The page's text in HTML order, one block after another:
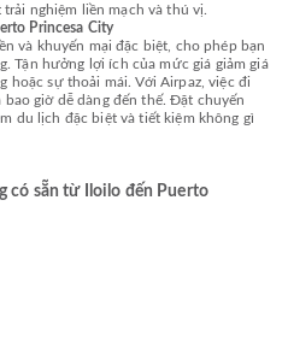
nghiệm liền mạch và thú vị.
Princesa City
và khuyến mại đặc biệt, cho phép bạn
Tận hưởng lợi ích của mức giá giảm giá
hoặc sự thoải mái. Với Airpaz, việc đi
giờ dễ dàng đến thế. Đặt chuyến
du lịch đặc biệt và tiết kiệm không gì
có sẵn từ Iloilo đến Puerto